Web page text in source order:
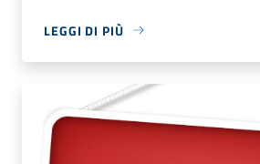
LEGGI DI PIÙ